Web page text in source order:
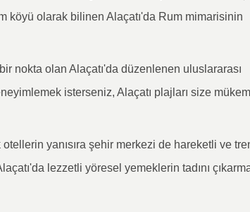
köyü olarak bilinen Alaçatı'da Rum mimarisinin
nokta olan Alaçatı'da düzenlenen uluslararası
isterseniz, Alaçatı plajları size
yanısıra şehir merkezi de hareketli ve
lezzetli yöresel yemeklerin tadını